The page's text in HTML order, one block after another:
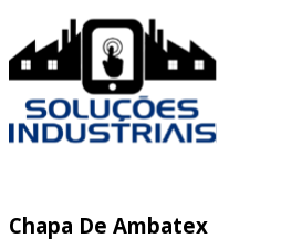
Chapa De Ambatex